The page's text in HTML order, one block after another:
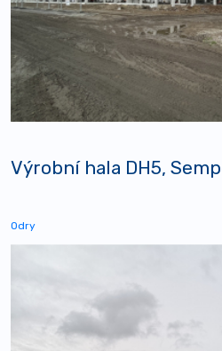
Výrobní hala DH5,
Odry